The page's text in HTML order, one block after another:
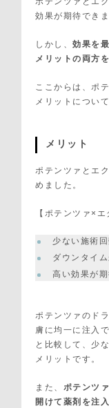
効果が期待できま
しかし、効果を
メリットの両方
ここからは、ポ
メリットについ
メリット
ポテンツァとエ
めました。
【ポテンツァ×
少ない施術
ダウンタイ
高い効果が
ポテンツァのド
膚に均一に注入
と比較して、少
メリットです。
また、 ポテンツ
開けて薬剤を注